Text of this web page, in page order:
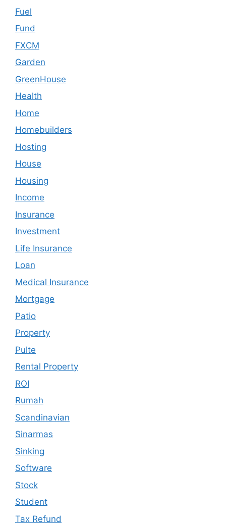
Fuel
Fund
FXCM
Garden
GreenHouse
Health
Home
Homebuilders
Hosting
House
Housing
Income
Insurance
Investment
Life Insurance
Loan
Medical Insurance
Mortgage
Patio
Property
Pulte
Rental Property
ROI
Rumah
Scandinavian
Sinarmas
Sinking
Software
Stock
Student
Tax Refund